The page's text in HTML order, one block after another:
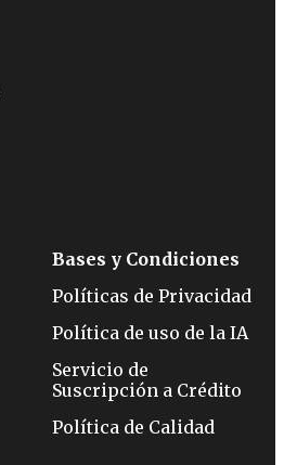
Bases y Condiciones
Políticas de Privacidad
Política de uso de la IA
Servicio de
Suscripción a Crédito
Política de Calidad